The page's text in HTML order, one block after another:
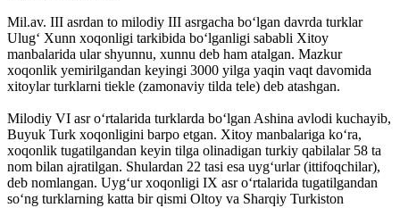
Mil.av. III asrdan to milodiy III asrgacha bo‘lgan davrda turklar
Ulug‘ Xunn xoqonligi tarkibida bo‘lganligi sababli Xitoy
manbalarida ular shyunnu, xunnu deb ham atalgan. Mazkur
xoqonlik yemirilgandan keyingi 3000 yilga yaqin vaqt davomida
xitoylar turklarni tiekle (zamonaviy tilda tele) deb atashgan.
Milodiy VI asr o‘rtalarida turklarda bo‘lgan Ashina avlodi kuchayib,
Buyuk Turk xoqonligini barpo etgan. Xitoy manbalariga ko‘ra,
xoqonlik tugatilgandan keyin tilga olinadigan turkiy qabilalar 58 ta
nom bilan ajratilgan. Shulardan 22 tasi esa uyg‘urlar (ittifoqchilar),
deb nomlangan. Uyg‘ur xoqonligi IX asr o‘rtalarida tugatilgandan
so‘ng turklarning katta bir qismi Oltoy va Sharqiy Turkiston